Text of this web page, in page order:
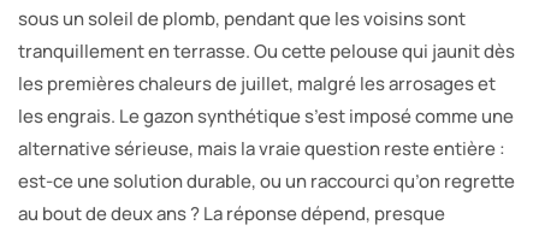
sous un soleil de plomb, pendant que les voisins sont
tranquillement en terrasse. Ou cette pelouse qui jaunit dès
les premières chaleurs de juillet, malgré les arrosages et
les engrais. Le gazon synthétique s’est imposé comme une
alternative sérieuse, mais la vraie question reste entière :
est-ce une solution durable, ou un raccourci qu’on regrette
au bout de deux ans ? La réponse dépend, presque